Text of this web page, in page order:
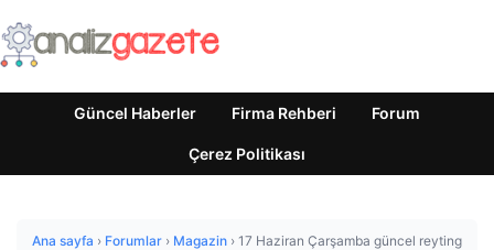
Güncel Haberler Firma Rehberi Forum
Çerez Politikası
Ana sayfa › Forumlar › Magazin › 17 Haziran Çarşamba güncel reyting